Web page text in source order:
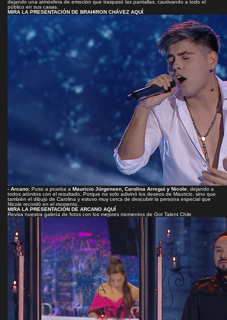
dejando una atmósfera de emoción que traspasó las pantallas, cautivando a todo el
público en sus casas.
MIRA LA PRESENTACIÓN DE BRAHIRON CHÁVEZ AQUÍ
- Arcano: Puso a prueba a Mauricio Jürgensen, Carolina Arregui y Nicole , dejando a
todos atónitos con el resultado. Porque no solo adivinó los deseos de Mauricio, sino que
también el dibujo de Carolina y estuvo muy cerca de descubrir la persona especial que
Nicole recordó en el momento.
MIRA LA PRESENTACIÓN DE ARCANO AQUÍ
Revisa nuestra galería de fotos con los mejores momentos de Got Talent Chile